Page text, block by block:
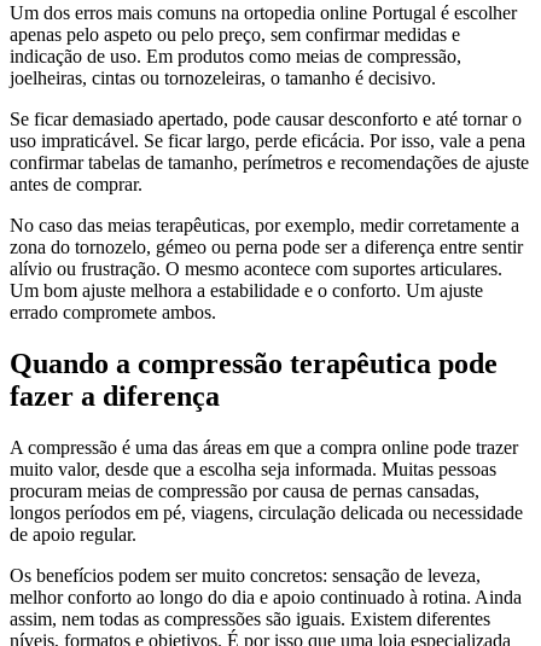
Um dos erros mais comuns na ortopedia online Portugal é escolher
apenas pelo aspeto ou pelo preço, sem confirmar medidas e
indicação de uso. Em produtos como meias de compressão,
joelheiras, cintas ou tornozeleiras, o tamanho é decisivo.
Se ficar demasiado apertado, pode causar desconforto e até tornar o
uso impraticável. Se ficar largo, perde eficácia. Por isso, vale a pena
confirmar tabelas de tamanho, perímetros e recomendações de ajuste
antes de comprar.
No caso das meias terapêuticas, por exemplo, medir corretamente a
zona do tornozelo, gémeo ou perna pode ser a diferença entre sentir
alívio ou frustração. O mesmo acontece com suportes articulares.
Um bom ajuste melhora a estabilidade e o conforto. Um ajuste
errado compromete ambos.
Quando a compressão terapêutica pode
fazer a diferença
A compressão é uma das áreas em que a compra online pode trazer
muito valor, desde que a escolha seja informada. Muitas pessoas
procuram meias de compressão por causa de pernas cansadas,
longos períodos em pé, viagens, circulação delicada ou necessidade
de apoio regular.
Os benefícios podem ser muito concretos: sensação de leveza,
melhor conforto ao longo do dia e apoio continuado à rotina. Ainda
assim, nem todas as compressões são iguais. Existem diferentes
níveis, formatos e objetivos. É por isso que uma loja especializada